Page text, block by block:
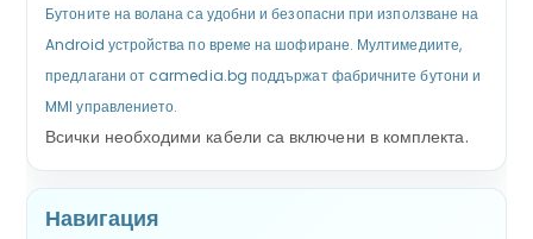
Бутоните на волана са удобни и безопасни при използване на
Android устройства по време на шофиране. Мултимедиите,
предлагани от carmedia.bg поддържат фабричните бутони и
MMI управлението.
Всички необходими кабели са включени в комплекта.
Навигация